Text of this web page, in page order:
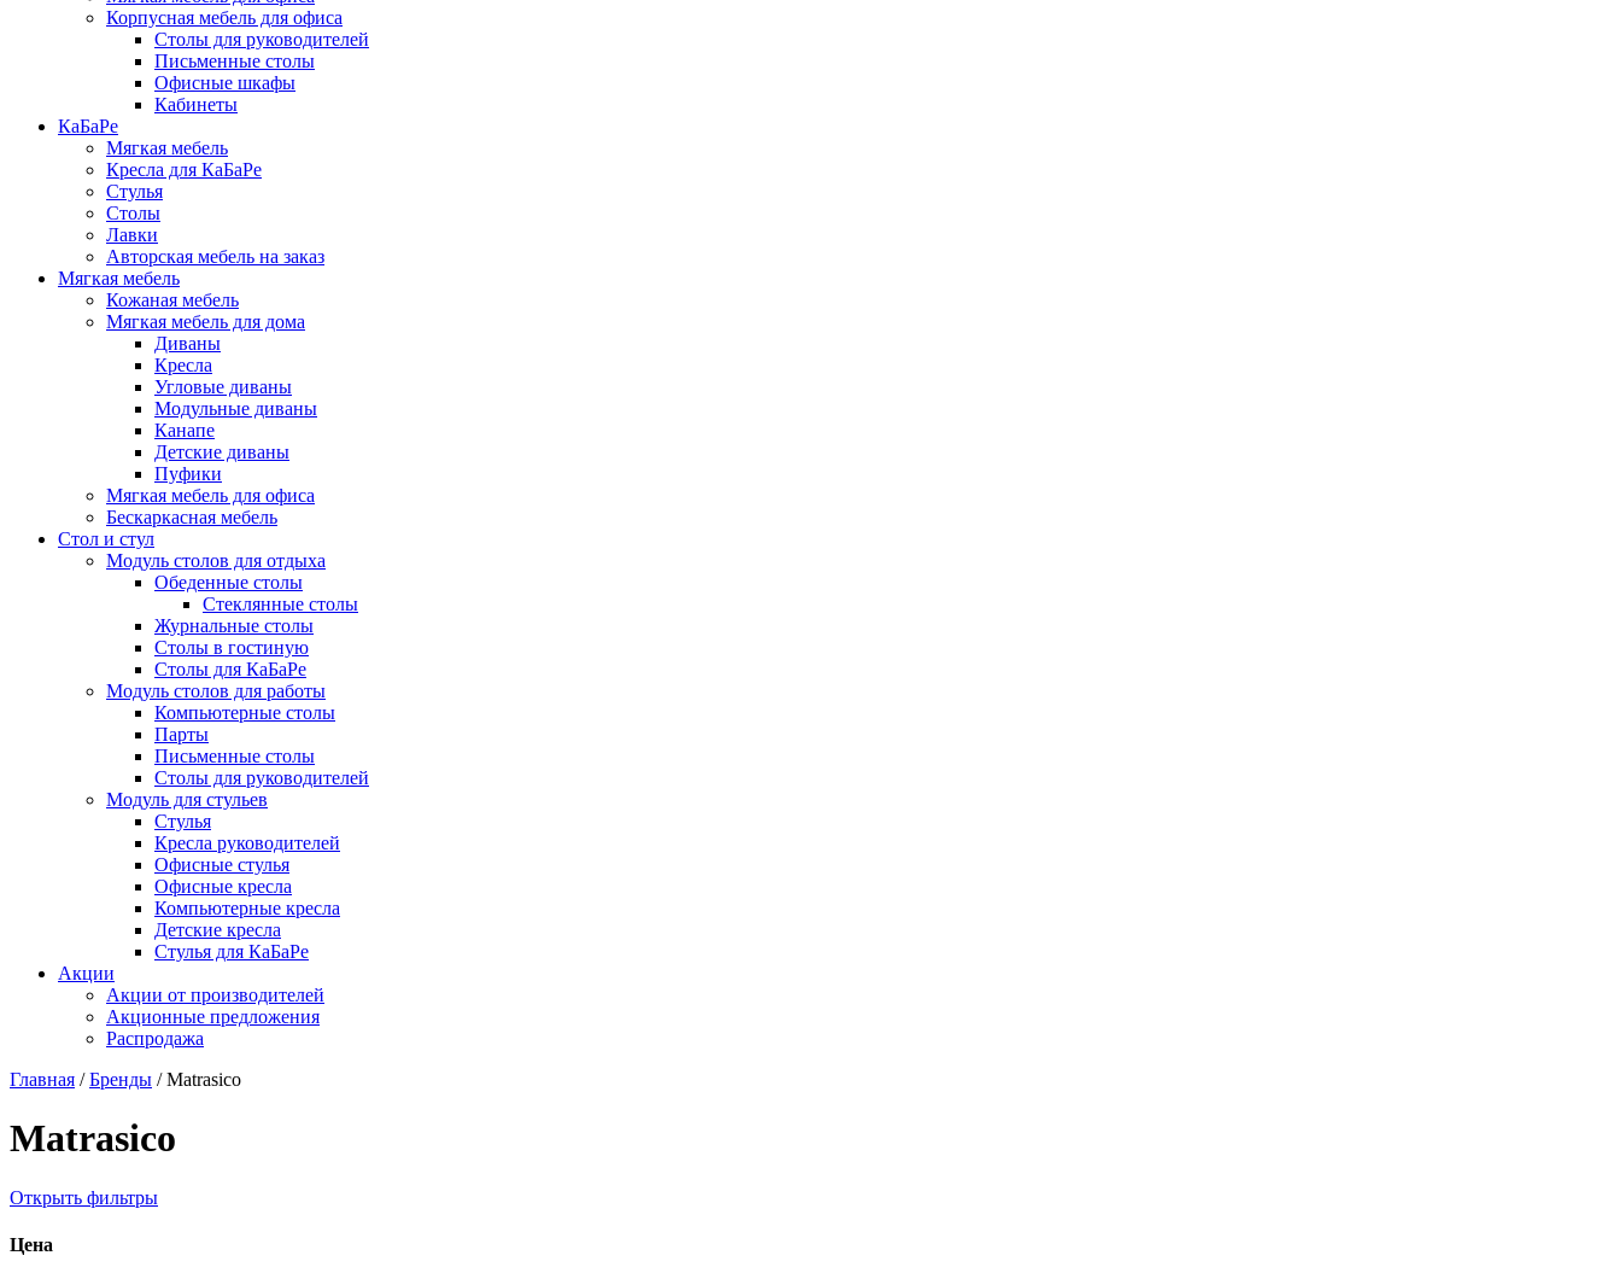
Корпусная мебель для офиса
Столы для руководителей
Письменные столы
Офисные шкафы
Кабинеты
КаБаРе
Мягкая мебель
Кресла для КаБаРе
Стулья
Столы
Лавки
Авторская мебель на заказ
Мягкая мебель
Кожаная мебель
Мягкая мебель для дома
Диваны
Кресла
Угловые диваны
Модульные диваны
Канапе
Детские диваны
Пуфики
Мягкая мебель для офиса
Бескаркасная мебель
Стол и стул
Модуль столов для отдыха
Обеденные столы
Стеклянные столы
Журнальные столы
Столы в гостиную
Столы для КаБаРе
Модуль столов для работы
Компьютерные столы
Парты
Письменные столы
Столы для руководителей
Модуль для стульев
Стулья
Кресла руководителей
Офисные стулья
Офисные кресла
Компьютерные кресла
Детские кресла
Стулья для КаБаРе
Акции
Акции от производителей
Акционные предложения
Распродажа
Главная /Бренды /Matrasico
Matrasico
Открыть фильтры
Цена